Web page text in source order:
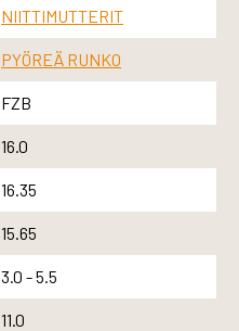
NIITTIMUTTERIT
PYÖREÄ RUNKO
FZB
16.0
16.35
15.65
3.0 - 5.5
11.0